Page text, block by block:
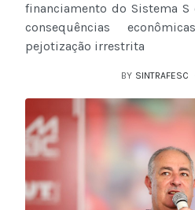
financiamento do Sistema S
consequências
pejotização irrestrita
BY SINTRAFESC